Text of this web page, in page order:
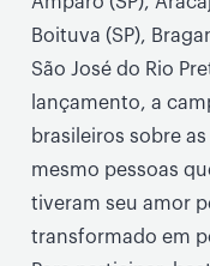
Boituva (SP),
São José do Rio
lançamento, a
brasileiros sobre
mesmo pessoas
tiveram seu amor
transformado em